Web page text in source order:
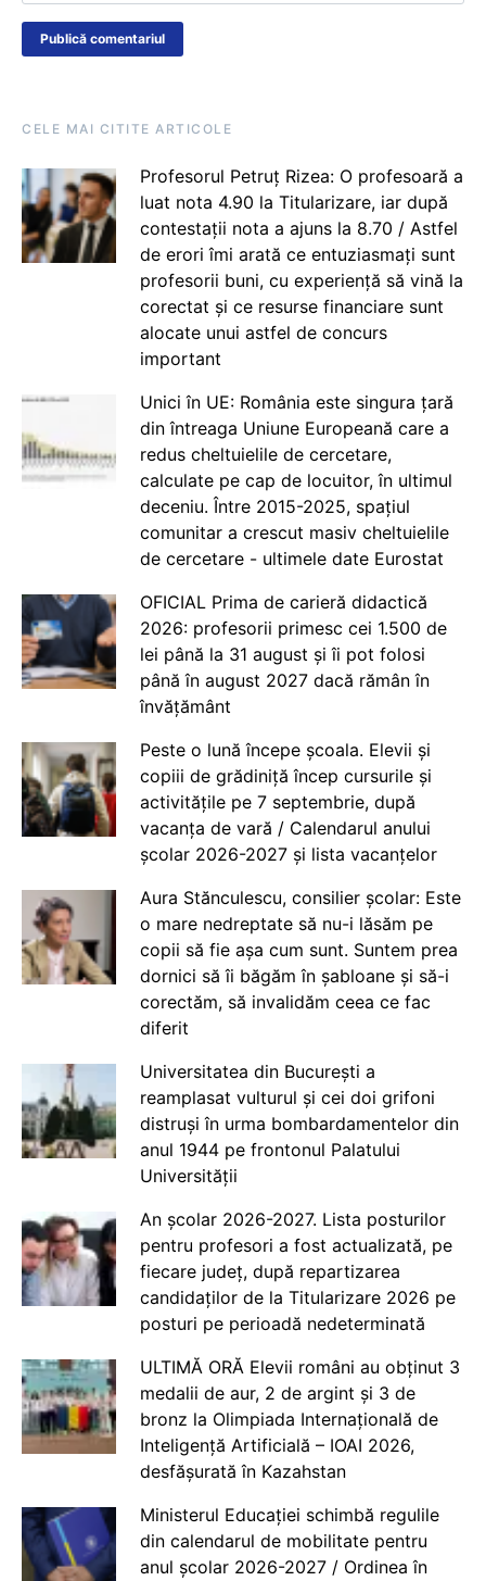
CELE MAI CITITE ARTICOLE
Profesorul Petruț Rizea: O profesoară a
luat nota 4.90 la Titularizare, iar după
contestații nota a ajuns la 8.70 / Astfel
de erori îmi arată ce entuziasmați sunt
profesorii buni, cu experiență să vină la
corectat și ce resurse financiare sunt
alocate unui astfel de concurs
important
Unici în UE: România este singura țară
din întreaga Uniune Europeană care a
redus cheltuielile de cercetare,
calculate pe cap de locuitor, în ultimul
deceniu. Între 2015-2025, spațiul
comunitar a crescut masiv cheltuielile
de cercetare - ultimele date Eurostat
OFICIAL Prima de carieră didactică
2026: profesorii primesc cei 1.500 de
lei până la 31 august și îi pot folosi
până în august 2027 dacă rămân în
învățământ
Peste o lună începe școala. Elevii și
copiii de grădiniță încep cursurile și
activitățile pe 7 septembrie, după
vacanța de vară / Calendarul anului
școlar 2026-2027 și lista vacanțelor
Aura Stănculescu, consilier școlar: Este
o mare nedreptate să nu-i lăsăm pe
copii să fie așa cum sunt. Suntem prea
dornici să îi băgăm în șabloane și să-i
corectăm, să invalidăm ceea ce fac
diferit
Universitatea din București a
reamplasat vulturul și cei doi grifoni
distruși în urma bombardamentelor din
anul 1944 pe frontonul Palatului
Universității
An școlar 2026-2027. Lista posturilor
pentru profesori a fost actualizată, pe
fiecare județ, după repartizarea
candidaților de la Titularizare 2026 pe
posturi pe perioadă nedeterminată
ULTIMĂ ORĂ Elevii români au obținut 3
medalii de aur, 2 de argint și 3 de
bronz la Olimpiada Internațională de
Inteligență Artificială – IOAI 2026,
desfășurată în Kazahstan
Ministerul Educației schimbă regulile
din calendarul de mobilitate pentru
anul școlar 2026-2027 / Ordinea în